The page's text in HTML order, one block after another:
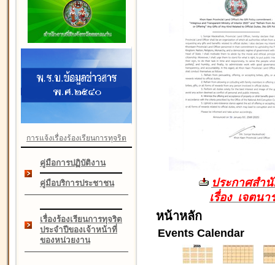
การแจ้งเรื่องร้องเรียนการทุจริต
คู่มือการปฏิบัติงาน
คู่มือบริการประชาชน
เรื่องร้องเรียนการทุจริต
ประจำปีของเจ้าหน้าที่
ของหน่วยงาน
ประกาศสำ
เรื่อง เจตน
หน้าหลัก
Events Calendar